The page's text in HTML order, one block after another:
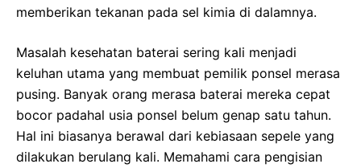
memberikan tekanan pada sel kimia di dalamnya.
Masalah kesehatan baterai sering kali menjadi
keluhan utama yang membuat pemilik ponsel merasa
pusing. Banyak orang merasa baterai mereka cepat
bocor padahal usia ponsel belum genap satu tahun.
Hal ini biasanya berawal dari kebiasaan sepele yang
dilakukan berulang kali. Memahami cara pengisian